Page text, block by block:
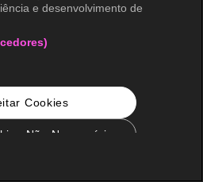
e desenvolvimento de
Cookies
Não Necessários